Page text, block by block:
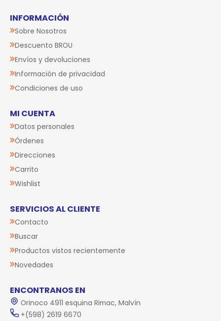
INFORMACIÓN
Sobre Nosotros
Descuento BROU
Envíos y devoluciones
Información de privacidad
Condiciones de uso
MI CUENTA
Datos personales
Órdenes
Direcciones
Carrito
Wishlist
SERVICIOS AL CLIENTE
Contacto
Buscar
Productos vistos recientemente
Novedades
ENCONTRANOS EN
Orinoco 4911 esquina Rimac, Malvín
+(598) 2619 6670